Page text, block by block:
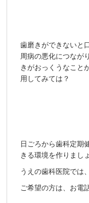
歯磨きができないと
周病の悪化につなが
きがおっくうなこと
用してみては？
日ごろから歯科定期
きる環境を作りまし
うえの歯科医院では
ご希望の方は、お電